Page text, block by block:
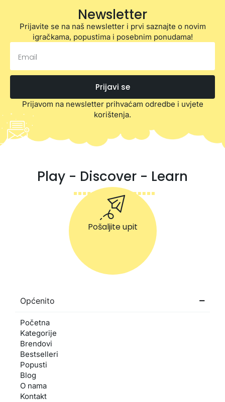
Newsletter
Prijavite se na naš newsletter i prvi saznajte o novim
igračkama, popustima i posebnim ponudama!
Prijavi se
Prijavom na newsletter prihvaćam odredbe i uvjete
korištenja.
Play - Discover - Learn
Pošaljite upit
Općenito
Početna
Kategorije
Brendovi
Bestselleri
Popusti
Blog
O nama
Kontakt